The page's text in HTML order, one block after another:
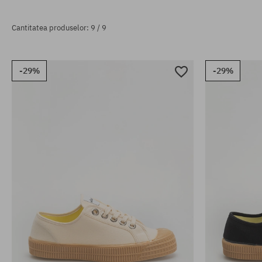
Cantitatea produselor: 9 / 9
-29% -29%